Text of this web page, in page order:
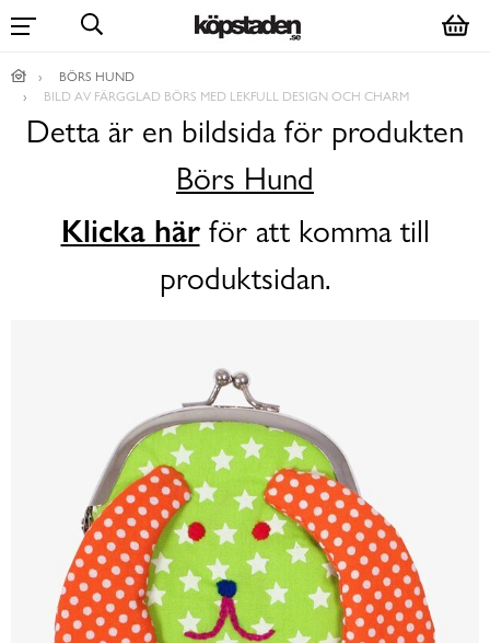
BÖRS HUND
BILD AV FÄRGGLAD BÖRS MED LEKFULL DESIGN OCH CHARM
Detta är en bildsida för produkten
Börs Hund
Klicka härför att komma till
produktsidan.